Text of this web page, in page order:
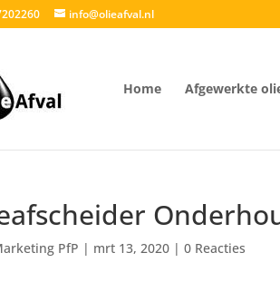
info@olieafval.nl
Home Afgewerkte
PfP | mrt 13, 2020 |0 Reacties